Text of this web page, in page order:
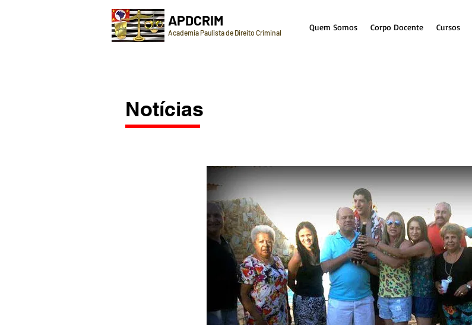
APDCRIM
Academia Paulista de Direito Criminal
Quem Somos Corpo Docente Cursos
Notícias